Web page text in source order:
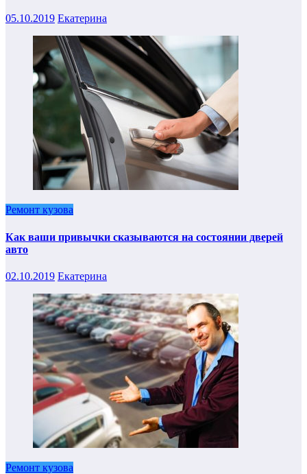
05.10.2019 Екатерина
Ремонт кузова
Как ваши привычки сказываются на состоянии дверей
авто
02.10.2019 Екатерина
Ремонт кузова